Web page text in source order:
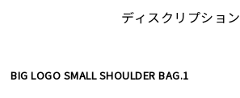
ディスクリプション
BIG LOGO SMALL SHOULDER BAG.1